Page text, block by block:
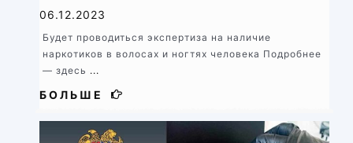
06.12.2023
Будет проводиться экспертиза на наличие
наркотиков в волосах и ногтях человека Подробнее
— здесь ...
БОЛЬШЕ